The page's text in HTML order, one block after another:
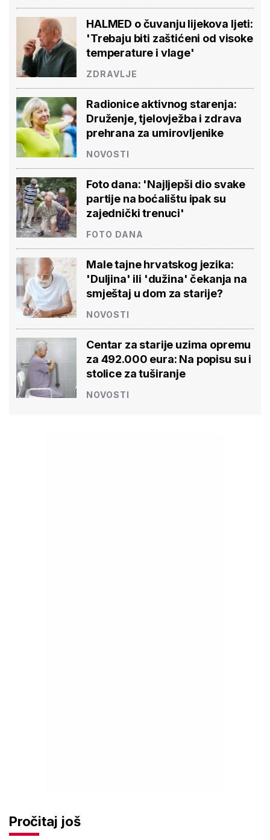
HALMED o čuvanju lijekova ljeti:
'Trebaju biti zaštićeni od visoke
temperature i vlage'
ZDRAVLJE
Radionice aktivnog starenja:
Druženje, tjelovježba i zdrava
prehrana za umirovljenike
NOVOSTI
Foto dana: 'Najljepši dio svake
partije na boćalištu ipak su
zajednički trenuci'
FOTO DANA
Male tajne hrvatskog jezika:
'Duljina' ili 'dužina' čekanja na
smještaj u dom za starije?
NOVOSTI
Centar za starije uzima opremu
za 492.000 eura: Na popisu su i
stolice za tuširanje
NOVOSTI
Pročitaj još